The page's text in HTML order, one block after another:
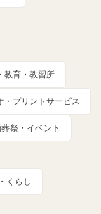
教育・教習所
・プリントサービス
祭・イベント
くらし